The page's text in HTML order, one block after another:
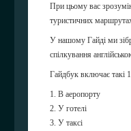
При цьому вас
туристичних
У нашому Гайді ми
спілкування
Гайдбук включає такі
1. В аеропорту
2. У готелі
3. У таксі